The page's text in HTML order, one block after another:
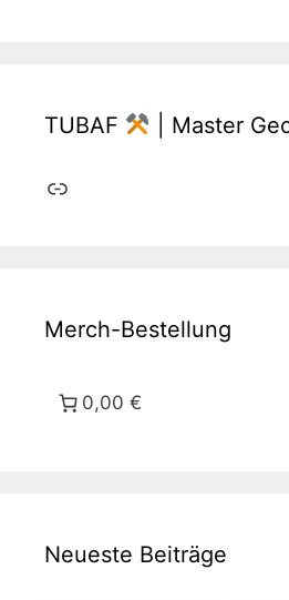
TUBAF | Master
Link
Merch-Bestellung
0,00 €
Neueste Beiträge